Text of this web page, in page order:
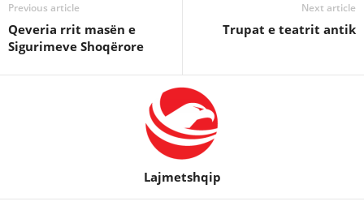
Previous article
Qeveria rrit masën e
Sigurimeve Shoqërore
Next article
Trupat e teatrit antik
Lajmetshqip